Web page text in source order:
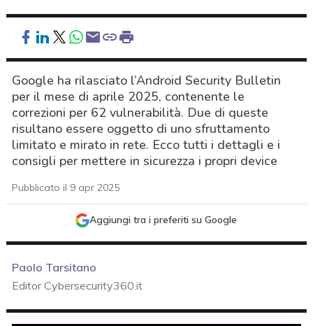
Google ha rilasciato l’Android Security Bulletin
per il mese di aprile 2025, contenente le
correzioni per 62 vulnerabilità. Due di queste
risultano essere oggetto di uno sfruttamento
limitato e mirato in rete. Ecco tutti i dettagli e i
consigli per mettere in sicurezza i propri device
Pubblicato il 9 apr 2025
Aggiungi tra i preferiti su Google
Paolo Tarsitano
Editor Cybersecurity360.it